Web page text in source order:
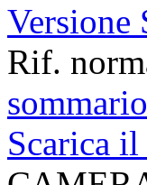
Versione
Rif.
sommario
Scarica